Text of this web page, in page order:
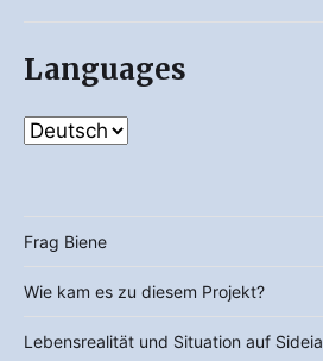
Languages
Frag Biene
Wie kam es zu diesem Projekt?
Lebensrealität und Situation auf Sideia